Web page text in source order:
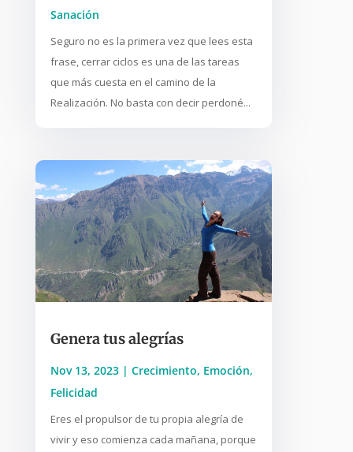
Sanación
Seguro no es la primera vez que lees esta
frase, cerrar ciclos es una de las tareas
que más cuesta en el camino de la
Realización. No basta con decir perdoné...
Genera tus alegrías
Nov 13, 2023| Crecimiento, Emoción,
Felicidad
Eres el propulsor de tu propia alegría de
vivir y eso comienza cada mañana, porque